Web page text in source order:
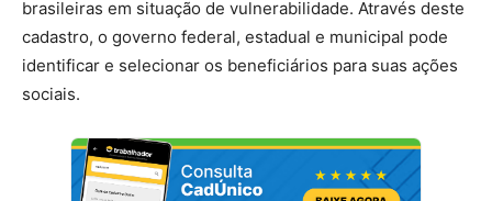
brasileiras em situação de vulnerabilidade. Através deste
cadastro, o governo federal, estadual e municipal pode
identificar e selecionar os beneficiários para suas ações
sociais.